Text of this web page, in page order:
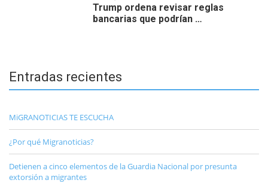
Trump ordena revisar reglas
bancarias que podrían …
Entradas recientes
MiGRANOTICIAS TE ESCUCHA
¿Por qué Migranoticias?
Detienen a cinco elementos de la Guardia Nacional por presunta
extorsión a migrantes